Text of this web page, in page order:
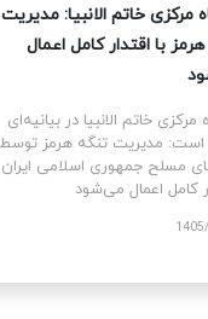
نمایندگان آمریکا قطعنامه
جنگ علیه ایران را تصویب کرد
نمایندگان ایالات متحده
قطعنامه اختیارات جنگی برای
توقف و پایان جنگ علیه ایران را با ۲۱۵
رای موافق در برابر ۲۰۸ رای مخالف